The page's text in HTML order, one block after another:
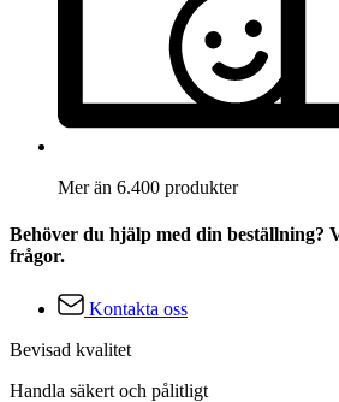
Mer än 6.400 produkter
Behöver du hjälp med din beställning?
frågor.
Kontakta oss
Bevisad kvalitet
Handla säkert och pålitligt